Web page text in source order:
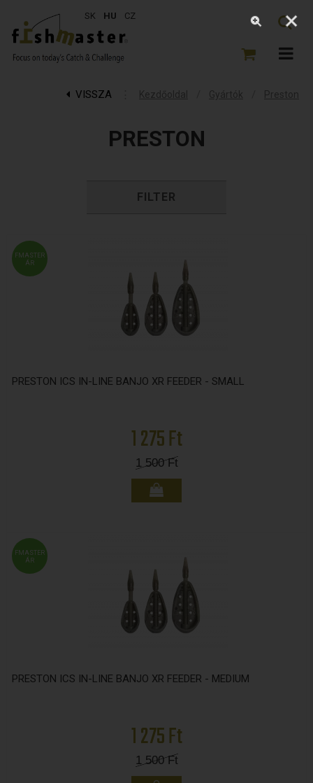
SK HU CZ
VISSZA Kezdőoldal Gyártók Preston
PRESTON
FILTER
FMASTER
ÁR
PRESTON ICS IN-LINE BANJO XR FEEDER - SMALL
1 275 Ft
1 500Ft
FMASTER
ÁR
PRESTON ICS IN-LINE BANJO XR FEEDER - MEDIUM
1 275 Ft
1 500Ft